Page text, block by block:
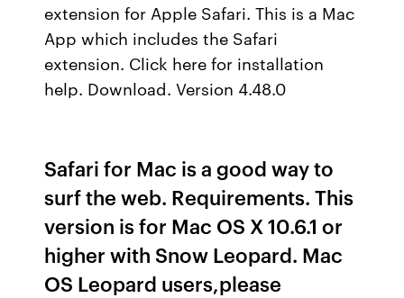
extension for Apple Safari. This is a Mac
App which includes the Safari
extension. Click here for installation
help. Download. Version 4.48.0
Safari for Mac is a good way to
surf the web. Requirements. This
version is for Mac OS X 10.6.1 or
higher with Snow Leopard. Mac
OS Leopard users,please